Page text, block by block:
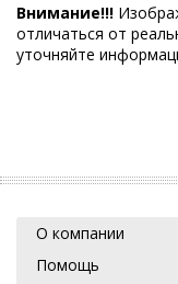
Внимание!!!
отличаться от
уточняйте
О компании
Помощь